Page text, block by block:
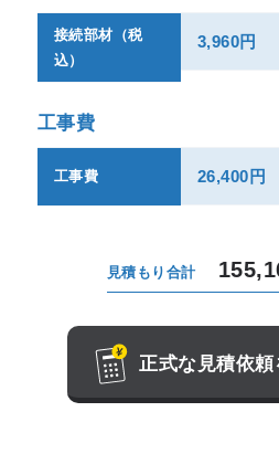
接続部材（税
込）
3,960円
工事費
工事費 26,400円
見積もり合計
正式な見積依頼